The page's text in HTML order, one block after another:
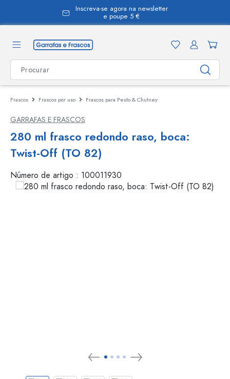
Inscreva-se agora na newsletter
e poupe 5 €
Frascos Frascos por uso Frascos para Pesto & Chutney
GARRAFAS E FRASCOS
280 ml frasco redondo raso, boca:
Twist-Off (TO 82)
Número de artigo : 100011930